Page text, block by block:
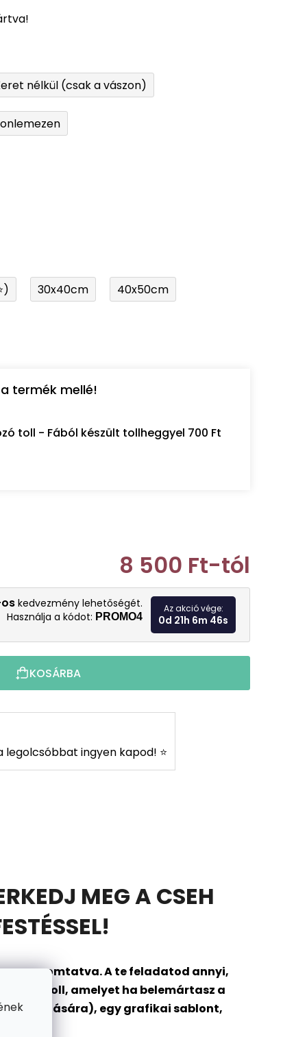
nélkül (csak a vászon)
30x40cm 40x50cm
termék mellé!
toll - Fából készült tollheggyel 700 Ft
8 500 Ft-tól
Egységár:
kedvezmény lehetőségét.
Használja a kódot: PROMO4
Az akció vége:
0d 21h 6m 44s
KOSÁRBA
legolcsóbbat ingyen kapod! ⭐
MEG A CSEH
nyomtatva. A te feladatod annyi,
toll, amelyet ha belemártasz a
tárolására), egy grafikai sablont,